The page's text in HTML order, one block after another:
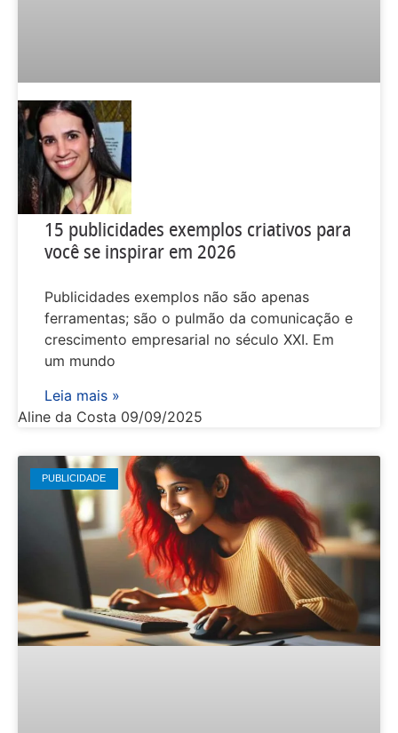
15 publicidades exemplos criativos para
você se inspirar em 2026
Publicidades exemplos não são apenas
ferramentas; são o pulmão da comunicação e
crescimento empresarial no século XXI. Em
um mundo
Leia mais »
Aline da Costa 09/09/2025
PUBLICIDADE